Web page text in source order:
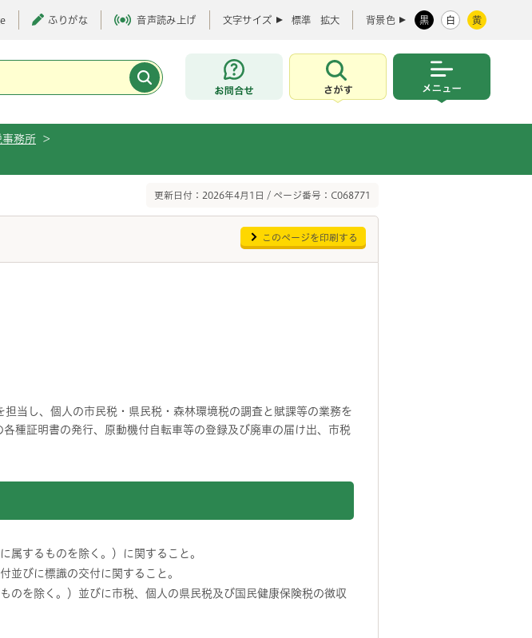
ふりがな 音声読み上げ 文字サイズ 標準 拡大 背景色 黒 白 黄
お問合せ
さがす
事務所
>
更新日付：2026年4月1日 / ページ番号：C068771
このページを印刷する
当し、個人の市民税・県民税・森林環境税の調査と賦課等の業務を
種証明書の発行、原動機付自転車等の登録及び廃車の届け出、市税
属するものを除く。）に関すること。
並びに標識の交付に関すること。
のを除く。）並びに市税、個人の県民税及び国民健康保険税の徴収